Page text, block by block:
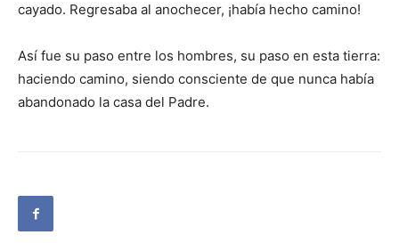
cayado. Regresaba al anochecer, ¡había hecho camino!
Así fue su paso entre los hombres, su paso en esta tierra:
haciendo camino, siendo consciente de que nunca había
abandonado la casa del Padre.